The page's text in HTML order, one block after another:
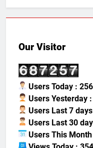
Our Visitor
Users Today : 256
Users Yesterday
Users Last 7
Users Last 30
Users This